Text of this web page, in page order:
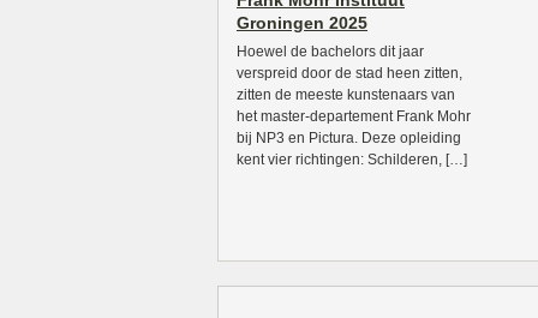
Groningen 2025
Hoewel de bachelors dit jaar
verspreid door de stad heen zitten,
zitten de meeste kunstenaars van
het master-departement Frank Mohr
bij NP3 en Pictura. Deze opleiding
kent vier richtingen: Schilderen, […]